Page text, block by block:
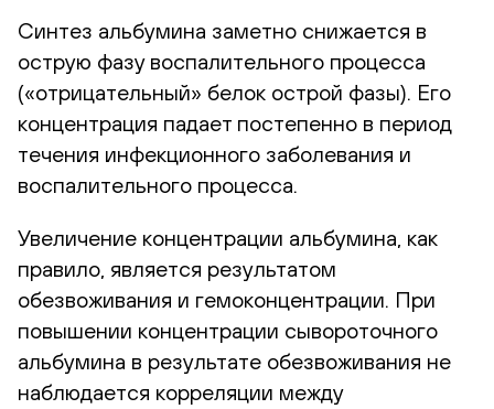
Синтез альбумина заметно снижается в
острую фазу воспалительного процесса
(«отрицательный» белок острой фазы). Его
концентрация падает постепенно в период
течения инфекционного заболевания и
воспалительного процесса.
Увеличение концентрации альбумина, как
правило, является результатом
обезвоживания и гемоконцентрации. При
повышении концентрации сывороточного
альбумина в результате обезвоживания не
наблюдается корреляции между